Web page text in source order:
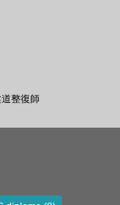
整復師